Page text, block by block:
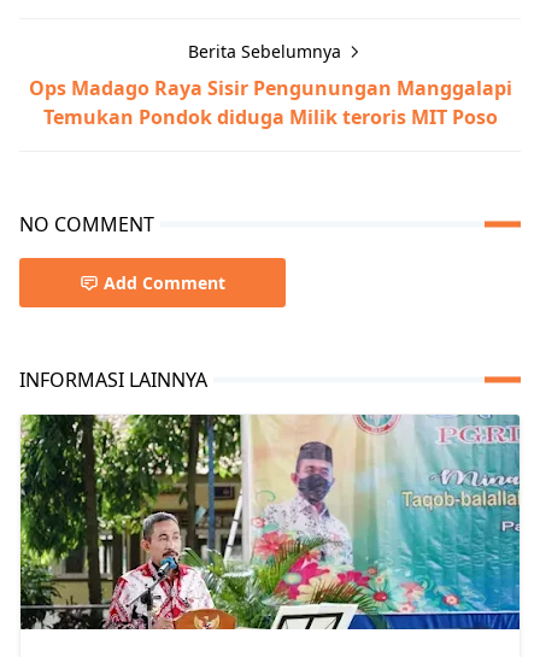
Berita Sebelumnya
Ops Madago Raya Sisir Pengunungan Manggalapi
Temukan Pondok diduga Milik teroris MIT Poso
NO COMMENT
Add Comment
INFORMASI LAINNYA